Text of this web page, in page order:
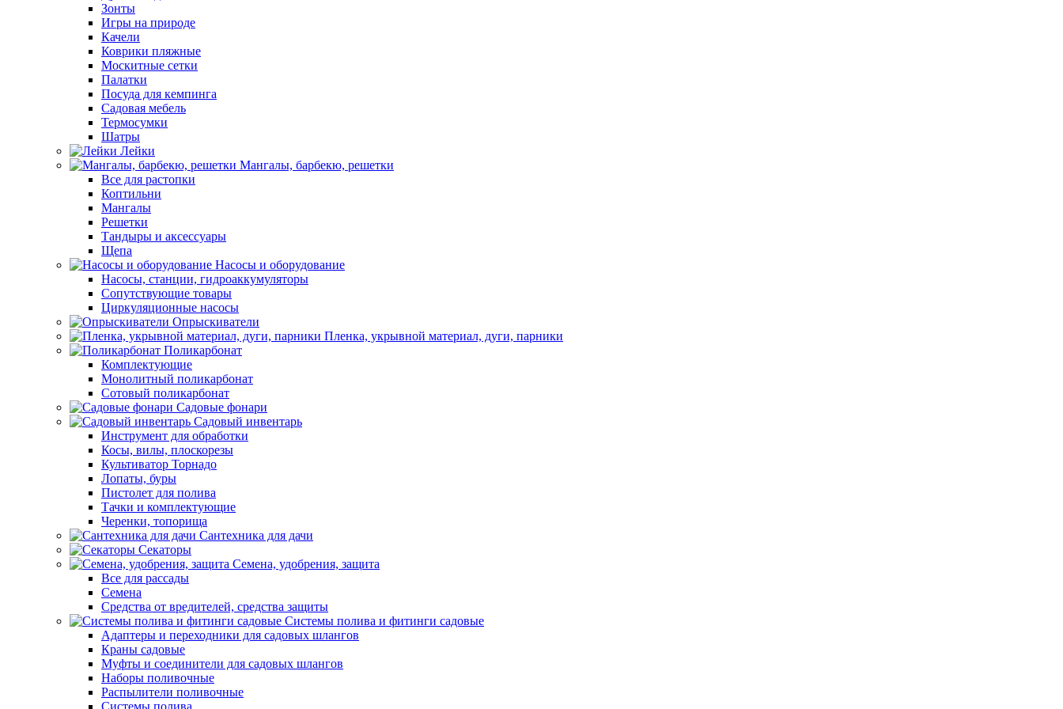
Зонты
Игры на природе
Качели
Коврики пляжные
Москитные сетки
Палатки
Посуда для кемпинга
Садовая мебель
Термосумки
Шатры
Лейки
Мангалы, барбекю, решетки
Все для растопки
Коптильни
Мангалы
Решетки
Тандыры и аксессуары
Щепа
Насосы и оборудование
Насосы, станции, гидроаккумуляторы
Сопутствующие товары
Циркуляционные насосы
Опрыскиватели
Пленка, укрывной материал, дуги, парники
Поликарбонат
Комплектующие
Монолитный поликарбонат
Сотовый поликарбонат
Садовые фонари
Садовый инвентарь
Инструмент для обработки
Косы, вилы, плоскорезы
Культиватор Торнадо
Лопаты, буры
Пистолет для полива
Тачки и комплектующие
Черенки, топорища
Сантехника для дачи
Секаторы
Семена, удобрения, защита
Все для рассады
Семена
Средства от вредителей, средства защиты
Системы полива и фитинги садовые
Адаптеры и переходники для садовых шлангов
Краны садовые
Муфты и соединители для садовых шлангов
Наборы поливочные
Распылители поливочные
Системы полива